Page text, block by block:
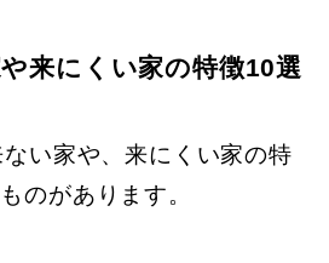
来にくい家の特徴10選
い家や、来にくい家の特
のがあります。